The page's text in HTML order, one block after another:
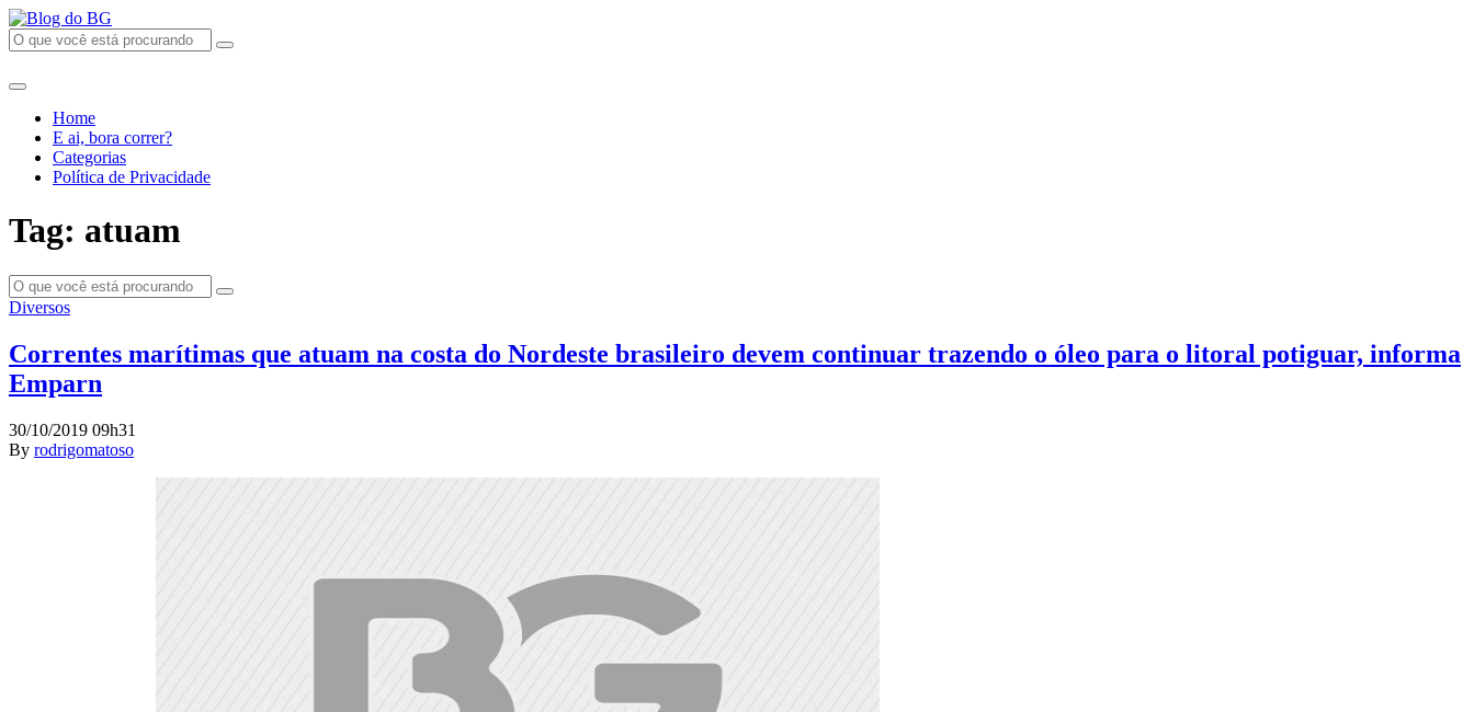
Home
E ai, bora correr?
Categorias
Política de Privacidade
Tag: atuam
Diversos
Correntes marítimas que atuam na costa do Nordeste brasileiro devem continuar trazendo o óleo para o litoral potiguar, informa
Emparn
30/10/2019 09h31
By rodrigomatoso